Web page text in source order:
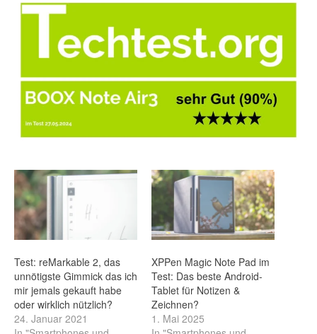
Test: reMarkable 2, das
unnötigste Gimmick das ich
mir jemals gekauft habe
oder wirklich nützlich?
24. Januar 2021
XPPen Magic Note Pad im
Test: Das beste Android-
Tablet für Notizen &
Zeichnen?
1. Mai 2025